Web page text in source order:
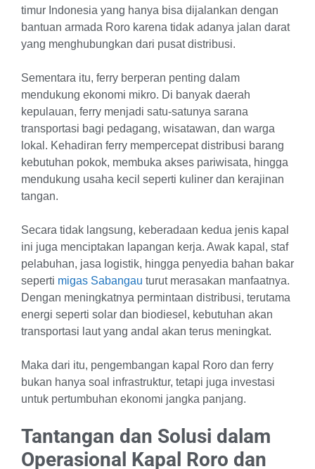
timur Indonesia yang hanya bisa dijalankan dengan
bantuan armada Roro karena tidak adanya jalan darat
yang menghubungkan dari pusat distribusi.
Sementara itu, ferry berperan penting dalam
mendukung ekonomi mikro. Di banyak daerah
kepulauan, ferry menjadi satu-satunya sarana
transportasi bagi pedagang, wisatawan, dan warga
lokal. Kehadiran ferry mempercepat distribusi barang
kebutuhan pokok, membuka akses pariwisata, hingga
mendukung usaha kecil seperti kuliner dan kerajinan
tangan.
Secara tidak langsung, keberadaan kedua jenis kapal
ini juga menciptakan lapangan kerja. Awak kapal, staf
pelabuhan, jasa logistik, hingga penyedia bahan bakar
seperti migas Sabangau turut merasakan manfaatnya.
Dengan meningkatnya permintaan distribusi, terutama
energi seperti solar dan biodiesel, kebutuhan akan
transportasi laut yang andal akan terus meningkat.
Maka dari itu, pengembangan kapal Roro dan ferry
bukan hanya soal infrastruktur, tetapi juga investasi
untuk pertumbuhan ekonomi jangka panjang.
Tantangan dan Solusi dalam
Operasional Kapal Roro dan